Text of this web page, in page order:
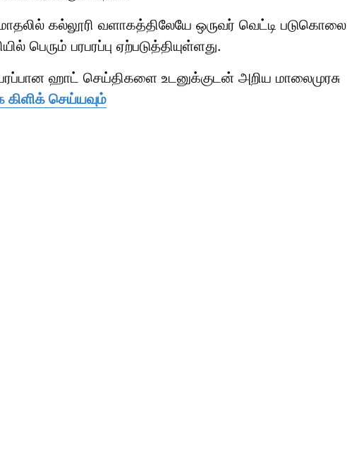
கல்லூரி வளாகத்திலேயே ஒருவர் வெட்டி படுகொலை
பெரும் பரபரப்பு ஏற்படுத்தியுள்ளது.
ஹாட் செய்திகளை உடனுக்குடன் அறிய மாலைமுரசு
செய்யவும்